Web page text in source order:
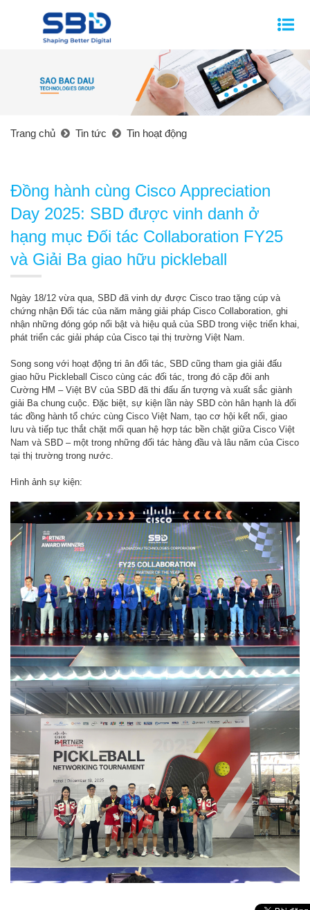
Trang chủ Tin tức Tin hoạt động
Đồng hành cùng Cisco Appreciation
Day 2025: SBD được vinh danh ở
hạng mục Đối tác Collaboration FY25
và Giải Ba giao hữu pickleball
Ngày 18/12 vừa qua, SBD đã vinh dự được Cisco trao tặng cúp và
chứng nhận Đối tác của năm mảng giải pháp Cisco Collaboration, ghi
nhận những đóng góp nổi bật và hiệu quả của SBD trong việc triển khai,
phát triển các giải pháp của Cisco tại thị trường Việt Nam.
Song song với hoạt động tri ân đối tác, SBD cũng tham gia giải đấu
giao hữu Pickleball Cisco cùng các đối tác, trong đó cặp đôi anh
Cường HM – Việt BV của SBD đã thi đấu ấn tượng và xuất sắc giành
giải Ba chung cuộc. Đặc biệt, sự kiện lần này SBD còn hân hạnh là đối
tác đồng hành tổ chức cùng Cisco Việt Nam, tạo cơ hội kết nối, giao
lưu và tiếp tục thắt chặt mối quan hệ hợp tác bền chặt giữa Cisco Việt
Nam và SBD – một trong những đối tác hàng đầu và lâu năm của Cisco
tại thị trường trong nước.
Hình ảnh sự kiện: